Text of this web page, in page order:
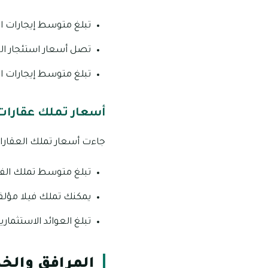
تبلغ متوسط إيجارات الفلل
تصل أسعار استئجار الفلل المؤلفة من 3 غرف
تبلغ متوسط إيجارات الفلل المكونة من 4 غرف
أسعار تملك
جاءت أسعار تملك
تبلغ متوسط تملك الفلل المكونة من 3 غرف ما
يمكنك تملك فيلا مؤلفة من 6 غرف بسعر يبلغ 2.82 مليون
تبلغ العوائد الاستثمارية للفلل
المرافق